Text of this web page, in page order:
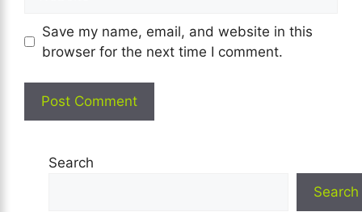
Save my name, email, and website in this
browser for the next time I comment.
Search
Search